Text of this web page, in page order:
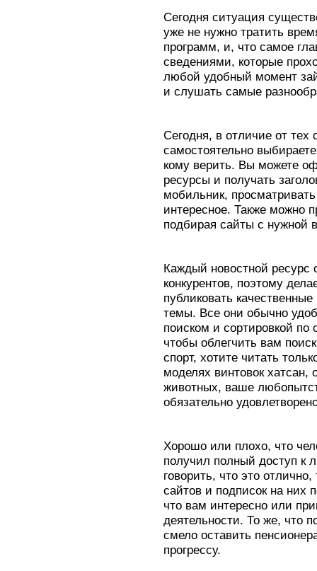
Сегодня ситуация
уже не нужно тратить
программ, и, что самое
сведениями, которые
любой удобный момент
и слушать самые
Сегодня, в отличие от
самостоятельно
кому верить. Вы можете
ресурсы и получать
мобильник,
интересное. Также можно
подбирая сайты с нужной
Каждый новостной ресурс
конкурентов, поэтому
публиковать
темы. Все они обычно
поиском и сортировкой
чтобы облегчить вам
спорт, хотите читать
моделях винтовок
животных, ваше
обязательно
Хорошо или плохо, что
получил полный доступ
говорить, что это
сайтов и подписок на них
что вам интересно или
деятельности. То же, что
смело оставить
прогрессу.